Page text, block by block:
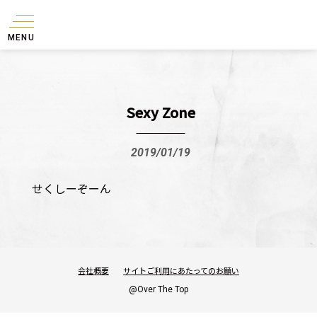
MENU
Sexy Zone
2019/01/19
せくしーぞーん
会社概要 サイトご利用にあたってのお願い
@Over The Top